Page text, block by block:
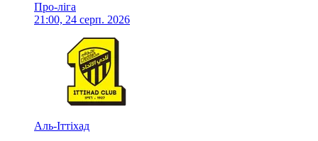
Про-ліга
21:00, 24 серп. 2026
Аль-Іттіхад